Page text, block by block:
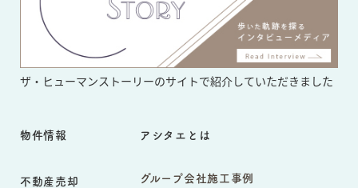
ザ・ヒューマンストーリーのサイトで紹介していただきました
物件情報
不動産売却
アシタエとは
グループ会社施工事例